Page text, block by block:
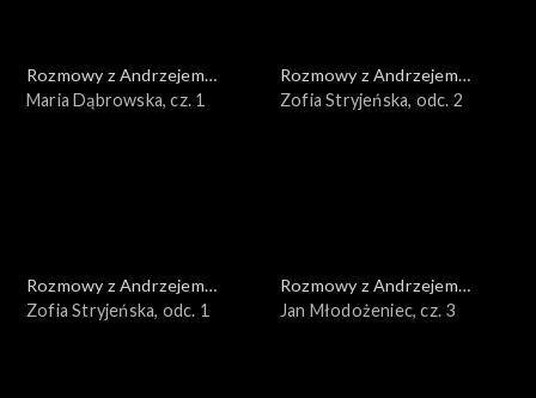
Rozmowy z Andrzejem
Doboszem
Maria Dąbrowska, cz. 1
Rozmowy z Andrzejem
Doboszem
Zofia Stryjeńska, odc. 2
Rozmowy z Andrzejem
Doboszem
Zofia Stryjeńska, odc. 1
Rozmowy z Andrzejem
Doboszem
Jan Młodożeniec, cz. 3